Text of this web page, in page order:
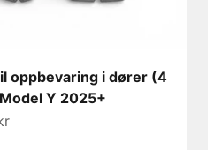
oppbevaring i dører (4
Y 2025+